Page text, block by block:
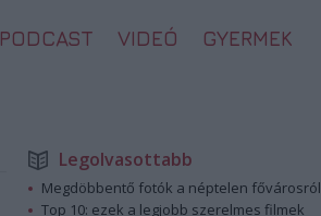
PODCAST VIDEÓ GYERMEK
Legolvasottabb
Megdöbbentő fotók a néptelen fővárosról
Top 10: ezek a legjobb szerelmes filmek